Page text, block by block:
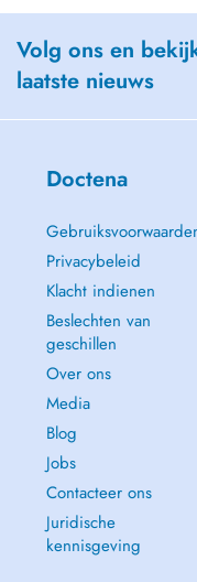
Volg ons en
laatste nieuws
Doctena
Privacybeleid
Klacht indienen
Beslechten van
geschillen
Over ons
Media
Blog
Jobs
Contacteer ons
Juridische
kennisgeving